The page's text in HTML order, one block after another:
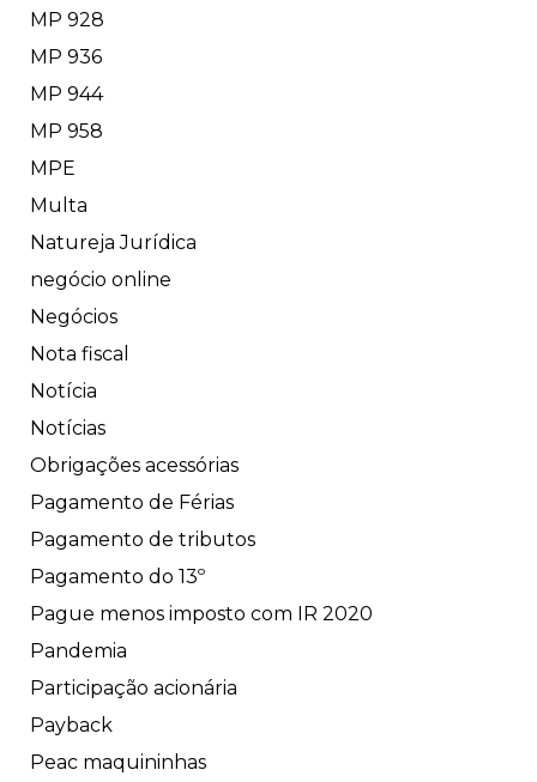
MP 928
MP 936
MP 944
MP 958
MPE
Multa
Natureja Jurídica
negócio online
Negócios
Nota fiscal
Notícia
Notícias
Obrigações acessórias
Pagamento de Férias
Pagamento de tributos
Pagamento do 13º
Pague menos imposto com IR 2020
Pandemia
Participação acionária
Payback
Peac maquininhas